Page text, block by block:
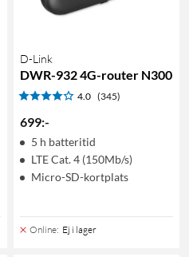
D-Link
DWR-932 4G-router N300
4.0 (345)
699:-
5 h batteritid
LTE Cat. 4 (150Mb/s)
Micro-SD-kortplats
Online: Ej i lager